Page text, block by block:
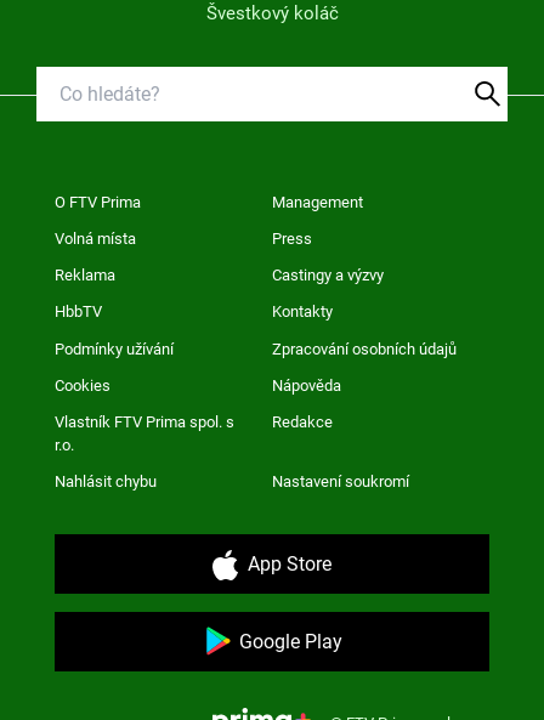
Švestkový koláč
O FTV Prima Management
Volná místa Press
Reklama Castingy a výzvy
HbbTV Kontakty
Podmínky užívání Zpracování osobních údajů
Cookies Nápověda
Vlastník FTV Prima spol. s
r.o.
Redakce
Nahlásit chybu Nastavení soukromí
App Store
Google Play